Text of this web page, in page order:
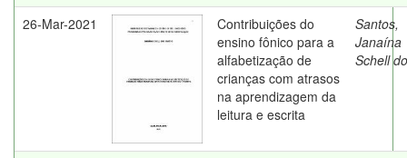
26-Mar-2021
Contribuições do
ensino fônico para a
alfabetização de
crianças com atrasos
na aprendizagem da
leitura e escrita
Santos,
Janaína
Schell